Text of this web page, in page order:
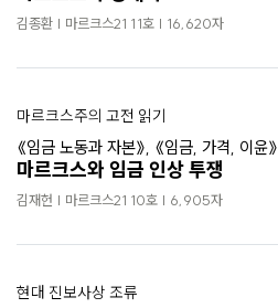
김종환 | 마르크스21 11호 | 16,620자
마르크스주의 고전 읽기
《임금 노동과 자본》, 《임금, 가격, 이윤》
마르크스와 임금 인상 투쟁
김재헌 | 마르크스21 10호 | 6,905자
현대 진보사상 조류